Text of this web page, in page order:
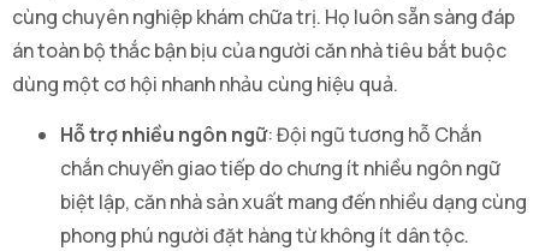
cùng chuyên nghiệp khám chữa trị. Họ luôn sẵn sàng đáp
án toàn bộ thắc bận bịu của người căn nhà tiêu bắt buộc
dùng một cơ hội nhanh nhảu cùng hiệu quả.
Hỗ trợ nhiều ngôn ngữ: Đội ngũ tương hỗ Chắn
chắn chuyển giao tiếp do chưng ít nhiều ngôn ngữ
biệt lập, căn nhà sản xuất mang đến nhiều dạng cùng
phong phú người đặt hàng từ không ít dân tộc.